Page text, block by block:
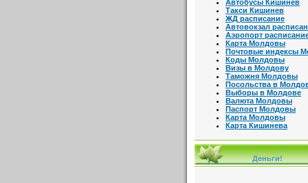
Автобусы Кишинев
Такси Кишинев
ЖД расписание
Автовокзал
Аэропорт
Карта Молдовы
Почтовые индексы
Коды Молдовы
Визы в Молдову
Таможня Молдовы
Посольства в
Выборы в Молдове
Валюта Молдовы
Паспорт Молдовы
Карта Молдовы
Карта Кишинева
Деньги!